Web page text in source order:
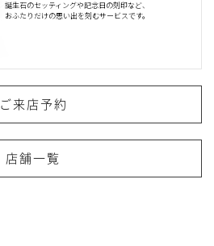
誕生石のセッティングや記念日の刻印など、
おふたりだけの思い出を刻むサービスです。
ご来店予約
店舗一覧